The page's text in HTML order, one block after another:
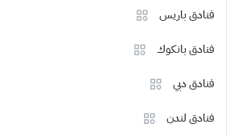
فنادق باريس
فنادق بانكوك
فنادق دبي
فنادق لندن